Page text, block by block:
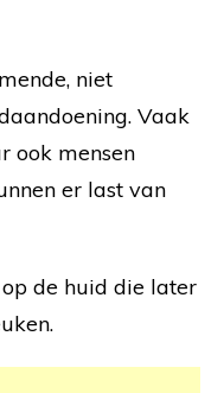
niet
Vaak
ook mensen
er last van
de huid die later